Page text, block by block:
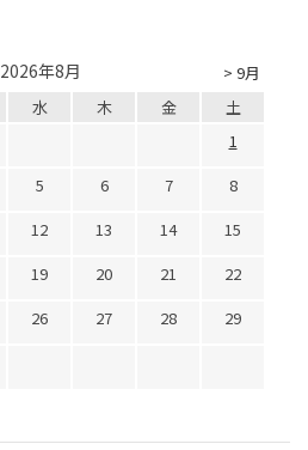
> 9月
2026年8月
水 木 金
土
1
5 6 7
8
12 13 14
15
19 20 21
22
26 27 28
29